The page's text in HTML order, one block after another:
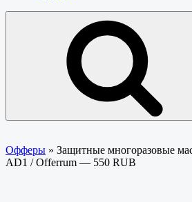
Офферы » Защитные многоразовые
AD1 / Offerrum — 550 RUB